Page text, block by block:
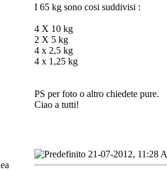
I 65 kg sono cosi suddivisi :
4 X 10 kg
2 X 5 kg
4 x 2,5 kg
4 x 1,25 kg
PS per foto o altro chiedete pure.
Ciao a tutti!
21-07-2012, 11:28